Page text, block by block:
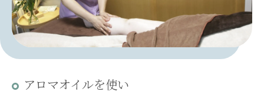
アロマオイルを使い